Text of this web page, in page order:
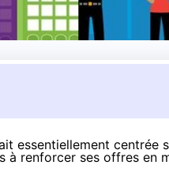
essentiellement
à renforcer ses offres en